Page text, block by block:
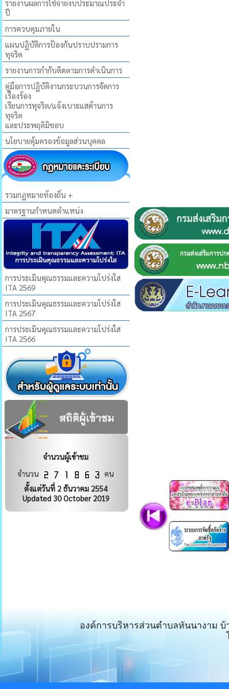
รายงานผลการใช้จ่ายงบประมาณประจำ
ปี
การควบคุมภายใน
แผนปฏิบัติการป้องกันปราบปรามการ
ทุจริต
รายงานการกำกับติดตามการดำเนินการ
คู่มือการปฏิบัติงานกระบวนการจัดการ
เรื่องร้อง
เรียนการทุจริต/แจ้งเบาะแสด้านการ
ทุจริต
และประพฤติมิชอบ
นโยบายคุ้มครองข้อมูลส่วนบุคคล
รวมกฏหมายท้องถิ่น +
มาตรฐานกำหนดตำแหน่ง
การประเมินคุณธรรมและความโปร่งใส
ITA 2569
การประเมินคุณธรรมและความโปร่งใส
ITA 2567
การประเมินคุณธรรมและความโปร่งใส
ITA 2566
จำนวนผู้เข้าชม
จำนวน
คน
ตั้งแต่วันที่ 2 ธันวาคม 2554
Updated 30 October 2019
องค์การบริหารส่วนตำบลหันนางาม